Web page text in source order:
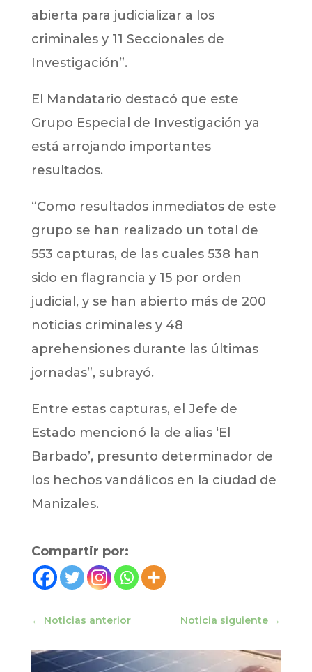
abierta para judicializar a los
criminales y 11 Seccionales de
Investigación”.
El Mandatario destacó que este
Grupo Especial de Investigación ya
está arrojando importantes
resultados.
“Como resultados inmediatos de este
grupo se han realizado un total de
553 capturas, de las cuales 538 han
sido en flagrancia y 15 por orden
judicial, y se han abierto más de 200
noticias criminales y 48
aprehensiones durante las últimas
jornadas”, subrayó.
Entre estas capturas, el Jefe de
Estado mencionó la de alias ‘El
Barbado’, presunto determinador de
los hechos vandálicos en la ciudad de
Manizales.
Compartir por:
← Noticias anterior Noticia siguiente →